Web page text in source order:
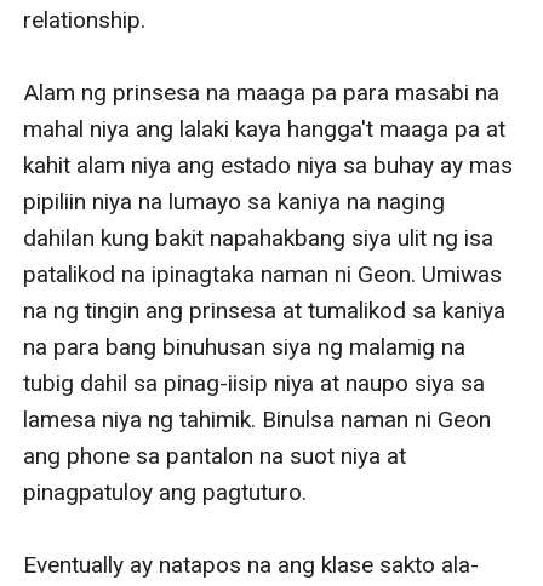
relationship.
Alam ng prinsesa na maaga pa para masabi na
mahal niya ang lalaki kaya hangga't maaga pa at
kahit alam niya ang estado niya sa buhay ay mas
pipiliin niya na lumayo sa kaniya na naging
dahilan kung bakit napahakbang siya ulit ng isa
patalikod na ipinagtaka naman ni Geon. Umiwas
na ng tingin ang prinsesa at tumalikod sa kaniya
na para bang binuhusan siya ng malamig na
tubig dahil sa pinag-iisip niya at naupo siya sa
lamesa niya ng tahimik. Binulsa naman ni Geon
ang phone sa pantalon na suot niya at
pinagpatuloy ang pagtuturo.
Eventually ay natapos na ang klase sakto ala-